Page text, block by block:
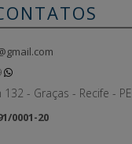
- Graças - Recife - PE
0001-20